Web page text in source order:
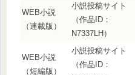
WEB小説
（連載版）
小説投稿サイト
（作品ID：
N7337LH）
WEB小説
（短編版）
小説投稿サイト
（作品ID：